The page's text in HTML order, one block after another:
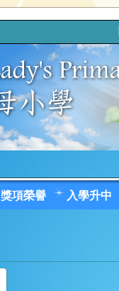
獎項榮譽 入學升中